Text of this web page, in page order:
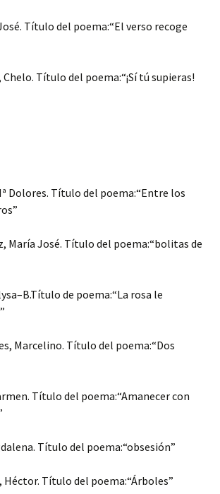
Título del poema:“El verso recoge
Título del poema:“¡Sí tú supieras!
Dolores. Título del poema:“Entre los
María José. Título del poema:“bolitas de
de poema:“La rosa le
Marcelino. Título del poema:“Dos
Título del poema:“Amanecer con
Título del poema:“obsesión”
Héctor. Título del poema:“Árboles”